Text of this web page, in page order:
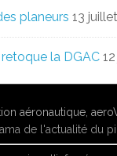
planeurs 13
la DGAC
aéronautique ,
de l'actualité du